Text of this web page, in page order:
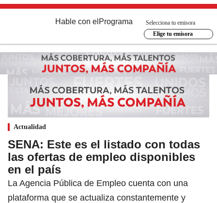
Hable con el Programa
Selecciona tu emisora
Elige tu emisora
Actualidad
SENA: Este es el listado con todas
las ofertas de empleo disponibles
en el país
La Agencia Pública de Empleo cuenta con una
plataforma que se actualiza constantemente y